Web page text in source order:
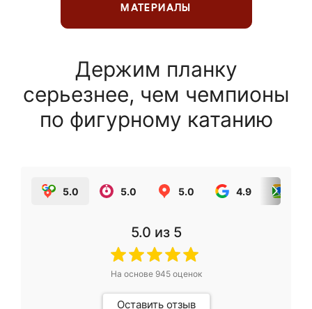
МАТЕРИАЛЫ
Держим планку
серьезнее, чем чемпионы
по фигурному катанию
5.0 5.0 5.0 4.9
5.0 из 5
На основе 945оценок
Оставить отзыв